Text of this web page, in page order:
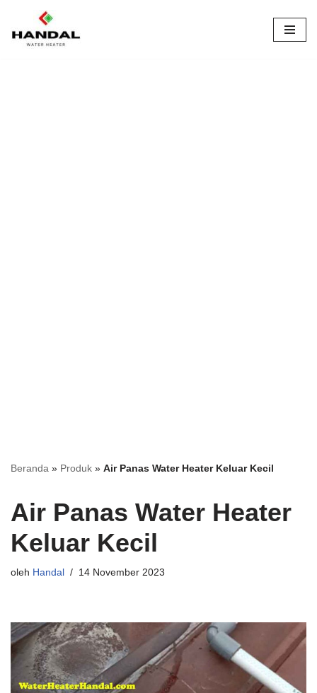
Lompat
Beranda » Produk » Air Panas Water Heater Keluar Kecil
Air Panas Water Heater
Keluar Kecil
oleh Handal 14 November 2023